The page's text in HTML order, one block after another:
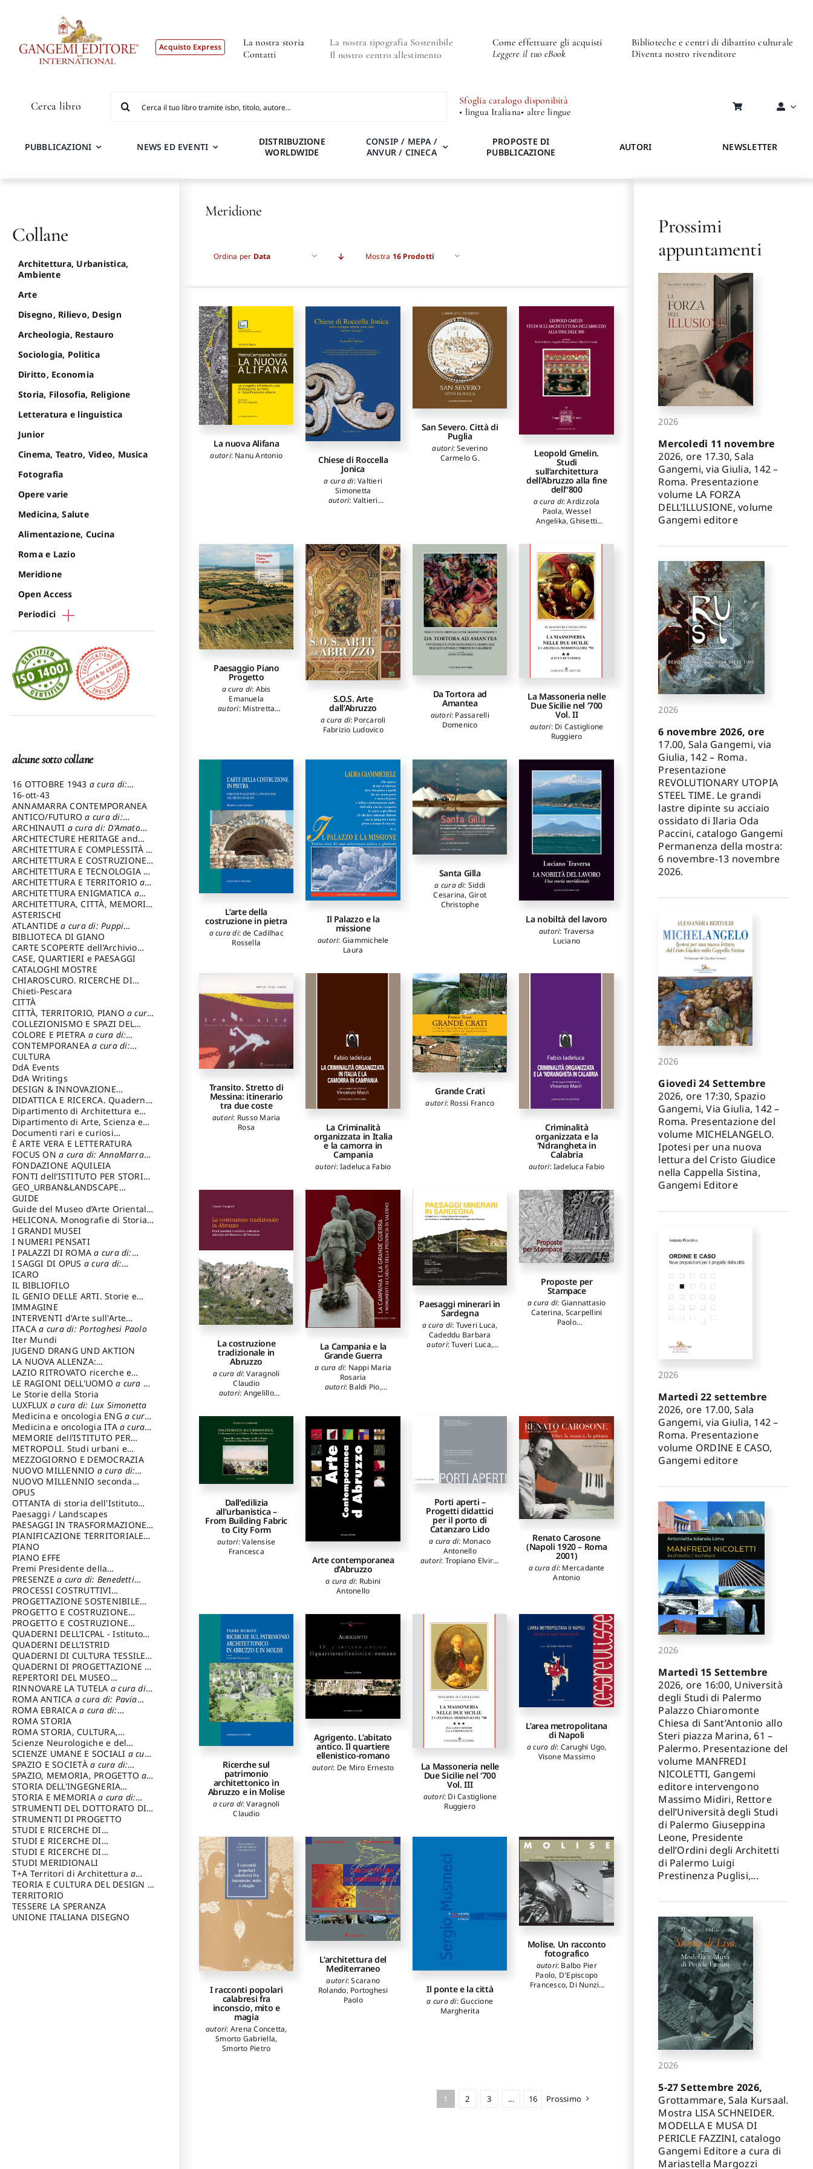
Acquisto Express
La nostra storia
Contatti
La nostra tipografia Sostenibile
Il nostro centro allestimento
Come effettuare gli acquisti
Leggere il tuo eBook
Biblioteche e centri di dibattito culturale
Diventa nostro rivenditore
Cerca libro
per:
Sfoglia catalogo disponibità
• lingua Italiana• altre lingue
PUBBLICAZIONI NEWS ED EVENTI
DISTRIBUZIONE
WORLDWIDE
CONSIP / MEPA /
ANVUR / CINECA
PROPOSTE DI
PUBBLICAZIONE
AUTORI NEWSLETTER
Meridione
Ordina per Data Mostra 16 Prodotti
La nuova Alifana
autori: Nanu Antonio Chiese di Roccella
Jonica
a cura di:Valtieri
Simonetta
autori: Valtieri
Bruno,Scamardì
Giuseppina,Uccellini
Eleonora,De Marco
Giuseppina,Sergi
Oreste,Oteri
Annunziata Maria,
Scuderi Carlo,Zanghì
Giovanni
San Severo. Città di
Puglia
autori:Severino
Carmelo G.
Leopold Gmelin.
Studi
sull’architettura
dell’Abruzzo alla fine
dell’‘800
a cura di:Ardizzola
Paola,Wessel
Angelika,Ghisetti
Paesaggio Piano
Progetto
a cura di: Abis
Emanuela
autori: Mistretta
Donatella,
Giannattasio Caterina
Vacca Giuseppina
Peluso Salvatore
Sanna Antonello,Monti
Carlo,Gambino
Roberto, Atzeni Carlo,
Peghin Giorgio,Meloni
Italo,Zoppi Corrado,
Corti Enrico,Donadieu
Ippolita,Cannavò
Paola,Meloni
Stefano,Kipar
Andreas, Siddi
Cesarina
S.O.S. Arte
dall’Abruzzo
a cura di: Porcaroli
Fabrizio Ludovico
Da Tortora ad
Amantea
autori: Passarelli
Domenico
La Massoneria nelle
Due Sicilie nel ‘700
Vol. II
autori: Di Castiglione
Ruggiero
L’arte della
costruzione in pietra
a cura di:de Cadilhac
Rossella
Il Palazzo e la
missione
autori: Giammichele
Laura
Santa Gilla
a cura di: Siddi
Cesarina, Girot
Christophe
La nobiltà del lavoro
autori: Traversa
Luciano
Transito. Stretto di
Messina: itinerario
tra due coste
autori: Russo Maria
Rosa
La Criminalità
organizzata in Italia
e la camorra in
Campania
autori:Iadeluca Fabio
Grande Crati
autori: Rossi Franco
Criminalità
organizzata e la
‘Ndrangheta in
Calabria
autori:Iadeluca Fabio
La costruzione
tradizionale in
Abruzzo
a cura di:Varagnoli
Claudio
autori: Angelillo
Capone Eliana
D'Aurelio Maurizio
Impicciatore Luigi
Melasecca Roberta
Poltrone Maura,Rotolo
Helen,Serafini Lucia
Varagnoli Claudio
La Campania e la
Grande Guerra
a cura di: Nappi Maria
Rosaria
autori: Baldi Pio,
Chiaromonte Antonella
Paesaggi minerari in
Sardegna
a cura di: Tuveri Luca,
Cadeddu Barbara
autori:Tuveri Luca,
Proposte per
Stampace
a cura di: Giannattasio
Caterina, Scarpellini
Paolo
Massidda Luigi,Perez
Arroyo Salvador,Piga
Carlo,Pintus Valentina,
Porcu Martina
Ranieri
Gaetano,
Giuseppina
Dall’edilizia
all’urbanistica –
From Building Fabric
to City Form
autori:Valensise
Francesca
Arte contemporanea
d’Abruzzo
a cura di: Rubini
Antonello
Porti aperti –
Progetti didattici
per il porto di
Catanzaro Lido
a cura di: Monaco
Antonello
autori: Tropiano Elvira,
Renato Carosone
(Napoli 1920 – Roma
2001)
a cura di: Mercadante
Antonio
Ricerche sul
patrimonio
architettonico in
Abruzzo e in Molise
a cura di:Varagnoli
Claudio
Agrigento. L’abitato
antico. Il quartiere
ellenistico-romano
autori: De Miro Ernesto La Massoneria nelle
Due Sicilie nel ‘700
Vol. III
autori: Di Castiglione
Ruggiero
L’area metropolitana
di Napoli
a cura di: Carughi Ugo,
Visone Massimo
I racconti popolari
calabresi fra
inconscio, mito e
magia
autori: Arena Concetta,
Smorto Gabriella,
Smorto Pietro
L’architettura del
Mediterraneo
autori:Scarano
Rolando, Portoghesi
Paolo
Il ponte e la città
a cura di:Guccione
Margherita
Molise. Un racconto
fotografico
autori: Balbo Pier
Paolo, D'Episcopo
Francesco, Di Nunzio
1 2 3 … 16 Prossimo
Collane
Architettura, Urbanistica,
Ambiente
Arte
Disegno, Rilievo, Design
Archeologia, Restauro
Sociologia, Politica
Diritto, Economia
Storia, Filosofia, Religione
Letteratura e linguistica
Junior
Cinema, Teatro, Video, Musica
Fotografia
Opere varie
Medicina, Salute
Alimentazione, Cucina
Roma e Lazio
Meridione
Open Access
Periodici
alcune sotto collane
16 OTTOBRE 1943 a cura di:
Pezzetti Marcello
16-ott-43
ANNAMARRA CONTEMPORANEA
ANTICO/FUTUROa cura di:
Varagnoli Claudio
ARCHINAUTI a cura di: D'Amato
Claudio
ARCHITECTURE HERITAGE and
DESIGN
ARCHITETTURA E COMPLESSITÀ a
cura di: Piva Antonio
ARCHITETTURA E COSTRUZIONEa
cura di: Poretti Sergio
ARCHITETTURA E TECNOLOGIA a
cura di: Carrara Gianfranco
ARCHITETTURA E TERRITORIOa
cura di: Pietrogrande Enrico
ARCHITETTURA ENIGMATICA a
cura di: Lenci Ruggero
ARCHITETTURA, CITTÀ, MEMORIA
a cura di: Valeriani Enrico
ASTERISCHI
ATLANTIDEa cura di: Puppi
Lionello
BIBLIOTECA DI GIANO
CARTE SCOPERTE dell’Archivio
Storico Capitolino
CASE, QUARTIERI e PAESAGGI
CATALOGHI MOSTRE
CHIAROSCURO. RICERCHE DI
STORIA E STORIA DELL'ARTE
cura di: Di Carpegna Falconieri
Tommaso
Chieti-Pescara
CITTÀ
CITTÀ, TERRITORIO, PIANO a cura
di: Imbesi Giuseppe
COLLEZIONISMO E SPAZI DEL
COLLEZIONISMO a cura di:
Magnani Lauro
COLORE E PIETRA a cura di:
Selvaggi Giuseppe
CONTEMPORANEAa cura di:
Gubinelli Luna
CULTURA
DdA Events
DdA Writings
DESIGN & INNOVAZIONE
TECNOLOGICAa cura di: Vallicelli
Andrea
DIDATTICA E RICERCA. Quaderni
della Scuola
Dipartimento di Architettura e
Analisi della Città Mediterranea
Dipartimento di Arte, Scienza e
Tecnica del Costuire
Documenti rari e curiosi
dall'Archivio Segreto
È ARTE VERA E LETTERATURA
FOCUS ONa cura di: AnnaMarra
Contemporanea
FONDAZIONE AQUILEIA
FONTI dell’ISTITUTO PER STORIA
DEL RISORGIMENTO
GEO_URBAN&LANDSCAPE
PLANNING (GULP)
Trusiani Elio
GUIDE
Guide del Museo d’Arte Orientale
“Giuseppe Tucci”
HELICONA. Monografie di Storia
dell'Artea cura di: Gallo Marco
I GRANDI MUSEI
I NUMERI PENSATI
I PALAZZI DI ROMAa cura di:
Ippoliti Alessandro
I SAGGI DI OPUS a cura di:
Scalesse Tommaso
ICARO
IL BIBLIOFILO
IL GENIO DELLE ARTI. Storie e
interpretazione
IMMAGINE
INTERVENTI d'Arte sull'Arte
dedicata alla cultura della
conservazione d’arte
Fondazione Paola Droghetti onlus
ITACAa cura di: Portoghesi Paolo
Iter Mundi
JUGEND DRANG UND AKTION
LA NUOVA ALLENZA:
ARCHITETTURA & AMBIENTE
LAZIO RITROVATO ricerche e
restauri
LE RAGIONI DELL'UOMOa cura di:
Lombardi Satriani Luigi
Le Storie della Storia
LUXFLUX a cura di: Lux Simonetta
Medicina e oncologia ENG a cura
di: Lopez Massimo
Medicina e oncologia ITA a cura
di: Lopez Massimo
MEMORIE dell’ISTITUTO PER
STORIA DEL RISORGIMENTO
METROPOLI. Studi urbani e
regionali
MEZZOGIORNO E DEMOCRAZIA
NUOVO MILLENNIO a cura di:
Capaldo Pellegrino
NUOVO MILLENNIO seconda
serie
Francesco
OPUS
OTTANTA di storia dell'Istituto
storia dell’Istitutoa cura di:
Cavalieri Patrizia
Paesaggi / Landscapes
PAESAGGI IN TRASFORMAZIONEa
cura di: Corti Enrico A.
PIANIFICAZIONE TERRITORIALE
URBANISTICA ED AMBIENTALE
cura di: Costa Enrico
PIANO
PIANO EFFE
Premi Presidente della
Repubblica
PRESENZEa cura di: Benedetti
Sandro
PROCESSI COSTRUTTIVI
DELL'ARCHITETTURAa cura di:
Ippoliti Alessandro
PROGETTAZIONE SOSTENIBILE
PARTECIPATA
PROGETTO E COSTRUZIONE
DELL’ARCHITETTURA
PROGETTO E COSTRUZIONE
SOSTENIBILE
QUADERNI DELL'ICPAL - Istituto
centrale per il restauro e la
conservazione del patrimonio
archivistico e librario
QUADERNI DELL'ISTRID
QUADERNI DI CULTURA TESSILEa
cura di: Crispolti Livia
QUADERNI DI PROGETTAZIONE a
cura di: Giura Longo Tommaso
REPERTORI DEL MUSEO
CENTRALE DEL RISORGIMENTOa
cura di: Pizzo Marco
RINNOVARE LA TUTELA a cura di:
Cicalò Enrico
ROMA ANTICA a cura di: Pavia
Carlo
ROMA EBRAICAa cura di:
Procaccia Claudio
ROMA STORIA
ROMA STORIA, CULTURA,
IMMAGINEa cura di: Fagiolo
Marcello
Scienze Neurologiche e del
Comportamento
SCIENZE UMANE E SOCIALI a cura
di: Iannizzi Salvatore
SPAZIO E SOCIETÀa cura di:
Cassetti Roberto
SPAZIO, MEMORIA, PROGETTOa
cura di: Rossi Massimo
STORIA DELL'INGEGNERIA
STRUTTURALE IN ITALIAa cura di:
Poretti Sergio
STORIA E MEMORIAa cura di:
Rossi Lauro
STRUMENTI DEL DOTTORATO DI
RICERCA IN RILIEVO E
RAPPRESENTAZIONE
DELL’ARCHITETTURA E
DELL’AMBIENTEa cura di: Migliari
Riccardo
STRUMENTI DI PROGETTO
STUDI E RICERCHE DI
ARCHEOLOGIA IN SICILIA
di: Pelagatti Paola
STUDI E RICERCHE DI
ARCHITETTURA del Dipartimento
di Architettura Università degli
Studi G. d' Annunzio
STUDI E RICERCHE DI
ARCHITETTURA del Dipartimento
di Architettura Università degli
Studi G. d' Annunzio, Chieti-
Pescaraa cura di: Fusero Paolo
STUDI MERIDIONALI
T+A Territori di Architetturaa
cura di: Ramazzotti Luigi
TEORIA E CULTURA DEL DESIGN a
cura di: Furlanis Giuseppe
TERRITORIO
TESSERE LA SPERANZA
UNIONE ITALIANA DISEGNO
Prossimi
appuntamenti
2026
Mercoledì 11 novembre
2026, ore 17.30, Sala
Gangemi, via Giulia, 142 –
Roma. Presentazione
volume LA FORZA
DELL’ILLUSIONE, volume
Gangemi editore
2026
6 novembre 2026, ore
17.00, Sala Gangemi, via
Giulia, 142 – Roma.
Presentazione
REVOLUTIONARY UTOPIA
STEEL TIME. Le grandi
lastre dipinte su acciaio
ossidato di Ilaria Oda
Paccini, catalogo Gangemi
Permanenza della mostra:
6 novembre-13 novembre
2026.
2026
Giovedì 24 Settembre
2026, ore 17:30, Spazio
Gangemi, Via Giulia, 142 –
Roma. Presentazione del
volume MICHELANGELO.
Ipotesi per una nuova
lettura del Cristo Giudice
nella Cappella Sistina,
Gangemi Editore
2026
Martedì 22 settembre
2026, ore 17.00, Sala
Gangemi, via Giulia, 142 –
Roma. Presentazione
volume ORDINE E CASO,
Gangemi editore
2026
Martedì 15 Settembre
2026, ore 16:00, Università
degli Studi di Palermo
Palazzo Chiaromonte
Chiesa di Sant’Antonio allo
Steri piazza Marina, 61 –
Palermo. Presentazione del
volume MANFREDI
NICOLETTI, Gangemi
editore intervengono
Massimo Midiri, Rettore
dell’Università degli Studi
di Palermo Giuseppina
Leone, Presidente
dell’Ordini degli Architetti
di Palermo Luigi
Prestinenza Puglisi,...
2026
5-27 Settembre 2026,
Grottammare, Sala Kursaal.
Mostra LISA SCHNEIDER.
MODELLA E MUSA DI
PERICLE FAZZINI, catalogo
Gangemi Editore a cura di
Mariastella Margozzi